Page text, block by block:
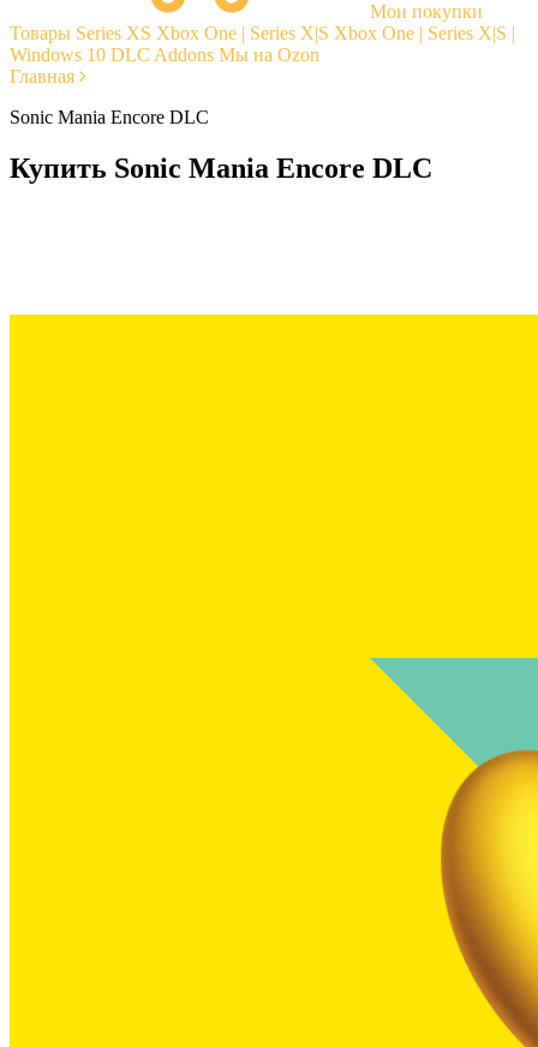
Мои покупки
Товары Series XS Xbox One | Series X|S Xbox One | Series X|S |
Windows 10 DLC Addons Мы на Ozon
Главная
Sonic Mania Encore DLC
Купить Sonic Mania Encore DLC